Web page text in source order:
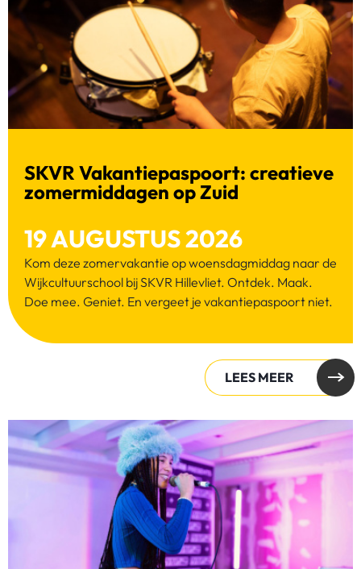
19 AUGUSTUS 2026
SKVR Vakantiepaspoort: creatieve
zomermiddagen op Zuid
Kom deze zomervakantie op woensdagmiddag naar de
Wijkcultuurschool bij SKVR Hillevliet. Ontdek. Maak.
Doe mee. Geniet. En vergeet je vakantiepaspoort niet.
LEES MEER